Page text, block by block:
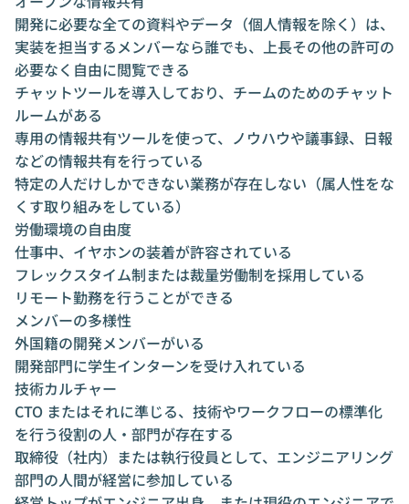
開発に必要な全ての資料やデータ（個人情報を除く）は、
実装を担当するメンバーなら誰でも、上長その他の許可の
必要なく自由に閲覧できる
チャットツールを導入しており、チームのためのチャット
ルームがある
専用の情報共有ツールを使って、ノウハウや議事録、日報
などの情報共有を行っている
特定の人だけしかできない業務が存在しない（属人性をな
くす取り組みをしている）
労働環境の自由度
仕事中、イヤホンの装着が許容されている
フレックスタイム制または裁量労働制を採用している
リモート勤務を行うことができる
メンバーの多様性
外国籍の開発メンバーがいる
開発部門に学生インターンを受け入れている
技術カルチャー
CTO またはそれに準じる、技術やワークフローの標準化
を行う役割の人・部門が存在する
取締役（社内）または執行役員として、エンジニアリング
部門の人間が経営に参加している